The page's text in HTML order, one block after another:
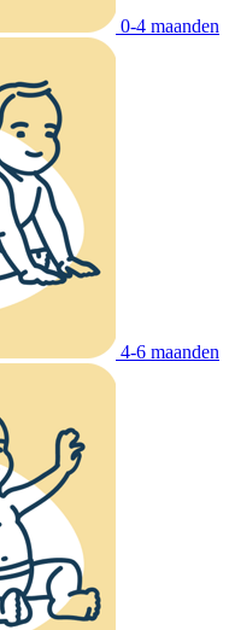
0-4 maanden
4-6 maanden